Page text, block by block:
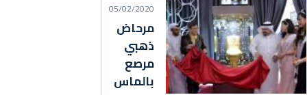
05/02/2020
مرحاض
ذهبي
مرصع
بالماس